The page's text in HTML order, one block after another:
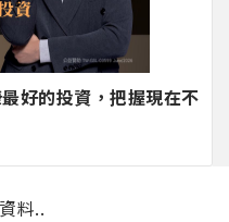
好的投資，把握現在不
料..